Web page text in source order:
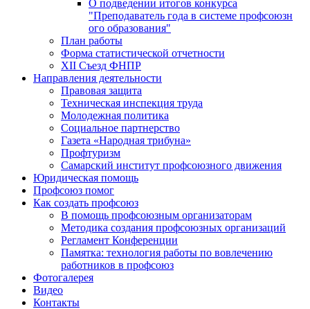
О подведении итогов конкурса
"Преподаватель года в системе профсоюзн
ого образования"
План работы
Форма статистической отчетности
XII Съезд ФНПР
Направления деятельности
Правовая защита
Техническая инспекция труда
Молодежная политика
Социальное партнерство
Газета «Народная трибуна»
Профтуризм
Самарский институт профсоюзного движения
Юридическая помощь
Профсоюз помог
Как создать профсоюз
В помощь профсоюзным организаторам
Методика создания профсоюзных организаций
Регламент Конференции
Памятка: технология работы по вовлечению
работников в профсоюз
Фотогалерея
Видео
Контакты